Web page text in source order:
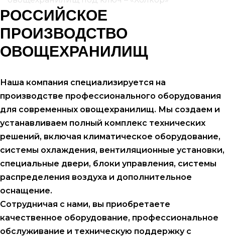
РОССИЙСКОЕ
ПРОИЗВОДСТВО
ОВОЩЕХРАНИЛИЩ
Наша компания специализируется на
производстве профессионального оборудования
для современных овощехранилищ. Мы создаем и
устанавливаем полный комплекс технических
решений, включая климатическое оборудование,
системы охлаждения, вентиляционные установки,
специальные двери, блоки управления, системы
распределения воздуха и дополнительное
оснащение.
Сотрудничая с нами, вы приобретаете
качественное оборудование, профессиональное
обслуживание и техническую поддержку с